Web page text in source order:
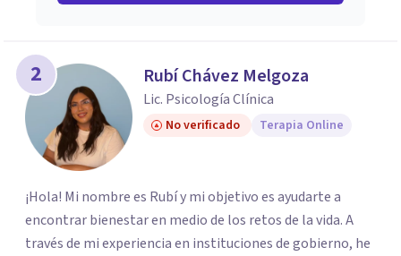
2 Rubí Chávez Melgoza
Lic. Psicología Clínica
No verificado Terapia Online
¡Hola! Mi nombre es Rubí y mi objetivo es ayudarte a
encontrar bienestar en medio de los retos de la vida. A
través de mi experiencia en instituciones de gobierno, he